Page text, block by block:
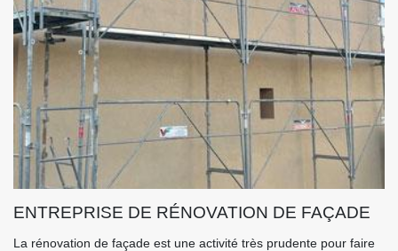
ENTREPRISE DE RÉNOVATION DE FAÇADE
La rénovation de façade est une activité très prudente pour faire